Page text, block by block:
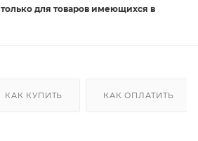
только для товаров имеющихся в
КАК КУПИТЬ КАК ОПЛАТИТЬ